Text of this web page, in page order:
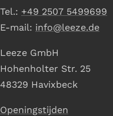
Tel.: +49 2507 5499699
E-mail: info@leeze.de
Leeze GmbH
Hohenholter Str. 25
48329 Havixbeck
Openingstijden